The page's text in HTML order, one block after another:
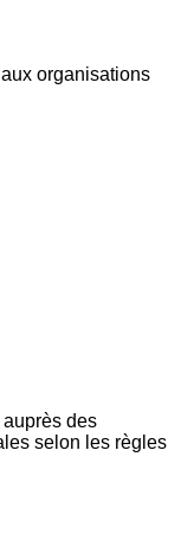
organisations
des
selon les règles